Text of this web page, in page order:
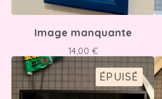
Image manquante
14,00 €
ÉPUISÉ